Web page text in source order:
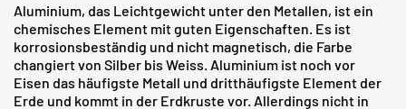
Aluminium, das Leichtgewicht unter den Metallen, ist ein
chemisches Element mit guten Eigenschaften. Es ist
korrosionsbeständig und nicht magnetisch, die Farbe
changiert von Silber bis Weiss. Aluminium ist noch vor
Eisen das häufigste Metall und dritthäufigste Element der
Erde und kommt in der Erdkruste vor. Allerdings nicht in